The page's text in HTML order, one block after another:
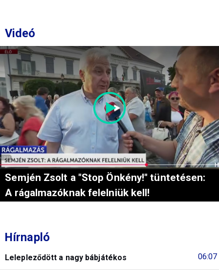
Videó
Semjén Zsolt a "Stop Önkény!" tüntetésen:
A rágalmazóknak felelniük kell!
Hírnapló
06:07
Lelepleződött a nagy bábjátékos